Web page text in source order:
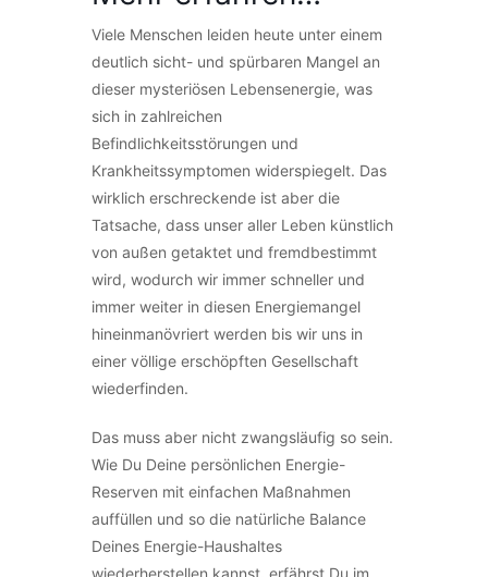
Viele Menschen leiden heute unter einem
deutlich sicht- und spürbaren Mangel an
dieser mysteriösen Lebensenergie, was
sich in zahlreichen
Befindlichkeitsstörungen und
Krankheitssymptomen widerspiegelt. Das
wirklich erschreckende ist aber die
Tatsache, dass unser aller Leben künstlich
von außen getaktet und fremdbestimmt
wird, wodurch wir immer schneller und
immer weiter in diesen Energiemangel
hineinmanövriert werden bis wir uns in
einer völlige erschöpften Gesellschaft
wiederfinden.
Das muss aber nicht zwangsläufig so sein.
Wie Du Deine persönlichen Energie-
Reserven mit einfachen Maßnahmen
auffüllen und so die natürliche Balance
Deines Energie-Haushaltes
wiederherstellen kannst, erfährst Du im